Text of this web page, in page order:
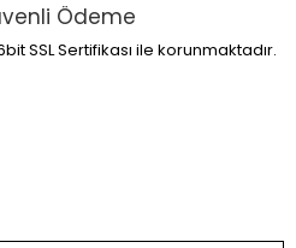
Ödeme
SSL Sertifikası ile korunmaktadır.